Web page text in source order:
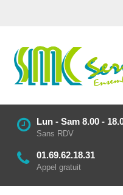
Lun - Sam 8.00 -
Sans RDV
01.69.62.18.31
Appel gratuit